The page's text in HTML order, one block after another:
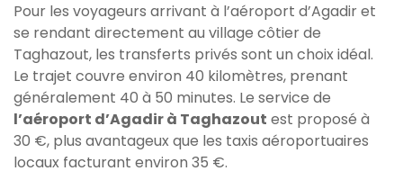
Pour les voyageurs arrivant à l’aéroport d’Agadir et
se rendant directement au village côtier de
Taghazout, les transferts privés sont un choix idéal.
Le trajet couvre environ 40 kilomètres, prenant
généralement 40 à 50 minutes. Le service de
l’aéroport d’Agadir à Taghazout est proposé à
30 €, plus avantageux que les taxis aéroportuaires
locaux facturant environ 35 €.